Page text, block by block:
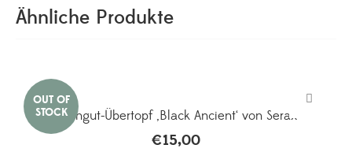
Ähnliche Produkte
Steingut-Übertopf ‚Black Ancient‘ von Serax
€15,00